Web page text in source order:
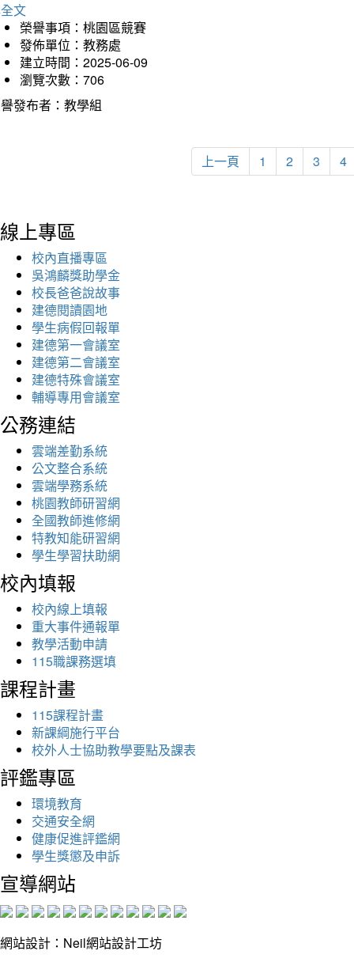
文
榮譽事項：桃園區競賽
發佈單位：教務處
建立時間：2025-06-09
瀏覽次數：706
發布者：教學組
上一頁 1 2 3 4
線上專區
校內直播專區
吳鴻麟獎助學金
校長爸爸說故事
建德閱讀園地
學生病假回報單
建德第一會議室
建德第二會議室
建德特殊會議室
輔導專用會議室
公務連結
雲端差勤系統
公文整合系統
雲端學務系統
桃園教師研習網
全國教師進修網
特教知能研習網
學生學習扶助網
校內填報
校內線上填報
重大事件通報單
教學活動申請
115職課務選填
課程計畫
115課程計畫
新課綱施行平台
校外人士協助教學要點及課表
評鑑專區
環境教育
交通安全網
健康促進評鑑網
學生獎懲及申訴
宣導網站
網站設計：Neil網站設計工坊